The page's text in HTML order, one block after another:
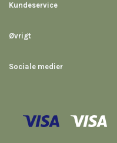
Kundeservice
Øvrigt
Sociale medier